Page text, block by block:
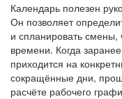
Календарь полезен
Он позволяет
и спланировать
времени. Когда
приходится на
сокращённые дни,
расчёте рабочего